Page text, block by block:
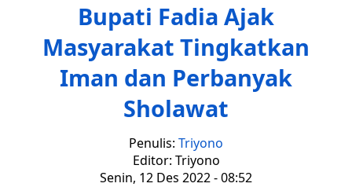
Bupati Fadia Ajak
Masyarakat Tingkatkan
Iman dan Perbanyak
Sholawat
Penulis: Triyono
Editor: Triyono
Senin, 12 Des 2022 - 08:52